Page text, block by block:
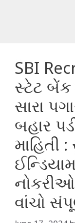
SBI
સ્ટેટ બેંક
સારા
બહાર
વાંચો